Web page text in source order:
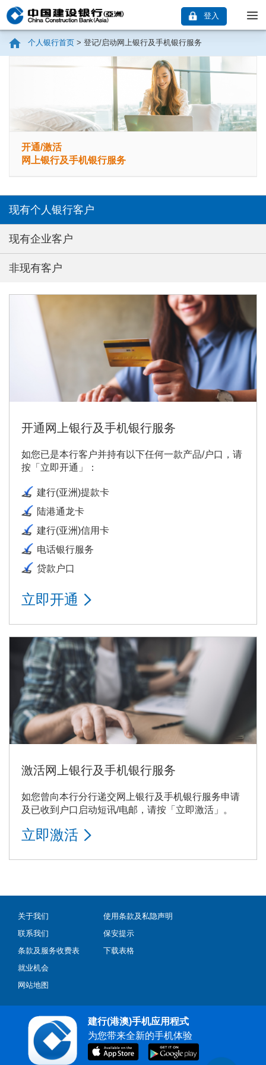
登入
个人银行首页 > 登记/启动网上银行及手机银行服务
开通/激活
网上银行及手机银行服务
现有个人银行客户
现有企业客户
非现有客户
开通网上银行及手机银行服务
如您已是本行客户并持有以下任何一款产品/户口，请
按「立即开通」：
建行(亚洲)提款卡
陆港通龙卡
建行(亚洲)信用卡
电话银行服务
贷款户口
立即开通
激活网上银行及手机银行服务
如您曾向本行分行递交网上银行及手机银行服务申请
及已收到户口启动短讯/电邮，请按「立即激活」。
立即激活
关于我们
联系我们
条款及服务收费表
就业机会
网站地图
使用条款及私隐声明
保安提示
下载表格
建行(港澳)手机应用程式
为您带来全新的手机体验